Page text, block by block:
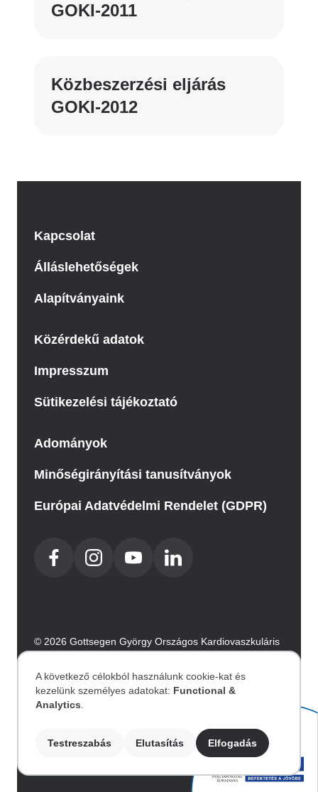
GOKI-2011
Közbeszerzési eljárás
GOKI-2012
Kapcsolat
Álláslehetőségek
Alapítványaink
Közérdekű adatok
Impresszum
Sütikezelési tájékoztató
Adományok
Minőségirányítási tanusítványok
Európai Adatvédelmi Rendelet (GDPR)
© 2026 Gottsegen György Országos Kardiovaszkuláris
Intézet. Minden jog fenntartva.
Image
Személyes
adatok
A következő célokból használunk cookie-kat és
kezelünk személyes adatokat: Functional &
Analytics
Testreszabás Elutasítás Elfogadás